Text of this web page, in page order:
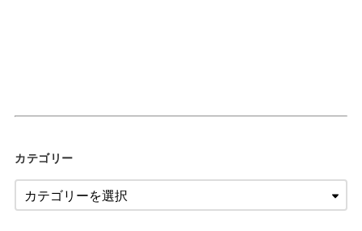
カテゴリー